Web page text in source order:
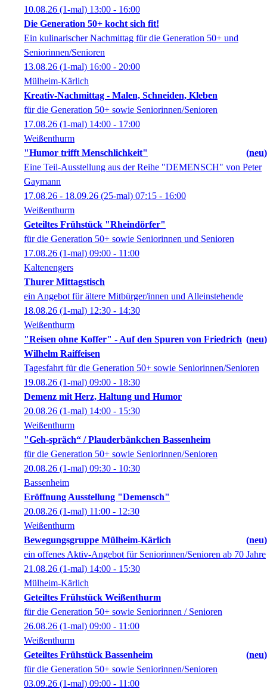
10.08.26 (1-mal) 13:00 - 16:00
Die Generation 50+ kocht sich fit!
Ein kulinarischer Nachmittag für die Generation 50+ und
Seniorinnen/Senioren
13.08.26 (1-mal) 16:00 - 20:00
Mülheim-Kärlich
Kreativ-Nachmittag - Malen, Schneiden, Kleben
für die Generation 50+ sowie Seniorinnen/Senioren
17.08.26 (1-mal) 14:00 - 17:00
Weißenthurm
"Humor trifft Menschlichkeit"
neu
Eine Teil-Ausstellung aus der Reihe "DEMENSCH" von Peter
Gaymann
17.08.26 - 18.09.26 (25-mal) 07:15 - 16:00
Weißenthurm
Geteiltes Frühstück "Rheindörfer"
für die Generation 50+ sowie Seniorinnen und Senioren
17.08.26 (1-mal) 09:00 - 11:00
Kaltenengers
Thurer Mittagstisch
ein Angebot für ältere Mitbürger/innen und Alleinstehende
18.08.26 (1-mal) 12:30 - 14:30
Weißenthurm
"Reisen ohne Koffer" - Auf den Spuren von Friedrich
Wilhelm Raiffeisen
neu
Tagesfahrt für die Generation 50+ sowie Seniorinnen/Senioren
19.08.26 (1-mal) 09:00 - 18:30
Demenz mit Herz, Haltung und Humor
20.08.26 (1-mal) 14:00 - 15:30
Weißenthurm
"Geh-spräch“ / Plauderbänkchen Bassenheim
für die Generation 50+ sowie Seniorinnen/Senioren
20.08.26 (1-mal) 09:30 - 10:30
Bassenheim
Eröffnung Ausstellung "Demensch"
20.08.26 (1-mal) 11:00 - 12:30
Weißenthurm
Bewegungsgruppe Mülheim-Kärlich
neu
ein offenes Aktiv-Angebot für Seniorinnen/Senioren ab 70 Jahre
21.08.26 (1-mal) 14:00 - 15:30
Mülheim-Kärlich
Geteiltes Frühstück Weißenthurm
für die Generation 50+ sowie Seniorinnen / Senioren
26.08.26 (1-mal) 09:00 - 11:00
Weißenthurm
Geteiltes Frühstück Bassenheim
neu
für die Generation 50+ sowie Seniorinnen/Senioren
03.09.26 (1-mal) 09:00 - 11:00